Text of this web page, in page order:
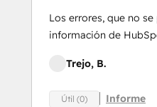
Los errores, que no
información de
Trejo, B.
Útil (0) Informe